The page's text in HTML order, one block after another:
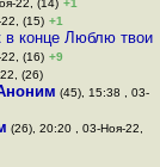
22, (14) +1
(15) +1
в конце Люблю твои
(16) +9
(26)
(45), 15:38 , 03-
(26), 20:20 , 03-Ноя-22,